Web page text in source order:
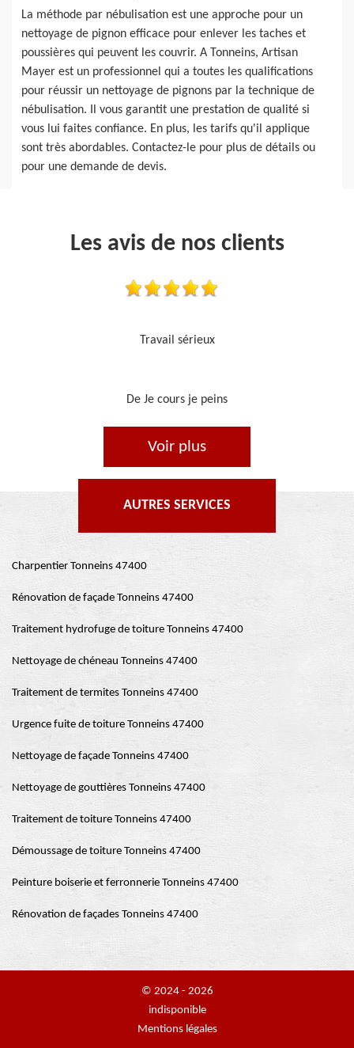
La méthode par nébulisation est une approche pour un
nettoyage de pignon efficace pour enlever les taches et
poussières qui peuvent les couvrir. A Tonneins, Artisan
Mayer est un professionnel qui a toutes les qualifications
pour réussir un nettoyage de pignons par la technique de
nébulisation. Il vous garantit une prestation de qualité si
vous lui faites confiance. En plus, les tarifs qu'il applique
sont très abordables. Contactez-le pour plus de détails ou
pour une demande de devis.
Les avis de nos clients
Je recommande, top !!
De Ornella
Voir plus
AUTRES SERVICES
Charpentier Tonneins 47400
Rénovation de façade Tonneins 47400
Traitement hydrofuge de toiture Tonneins 47400
Nettoyage de chéneau Tonneins 47400
Traitement de termites Tonneins 47400
Urgence fuite de toiture Tonneins 47400
Nettoyage de façade Tonneins 47400
Nettoyage de gouttières Tonneins 47400
Traitement de toiture Tonneins 47400
Démoussage de toiture Tonneins 47400
Peinture boiserie et ferronnerie Tonneins 47400
Rénovation de façades Tonneins 47400
© 2024 - 2026
indisponible
Mentions légales